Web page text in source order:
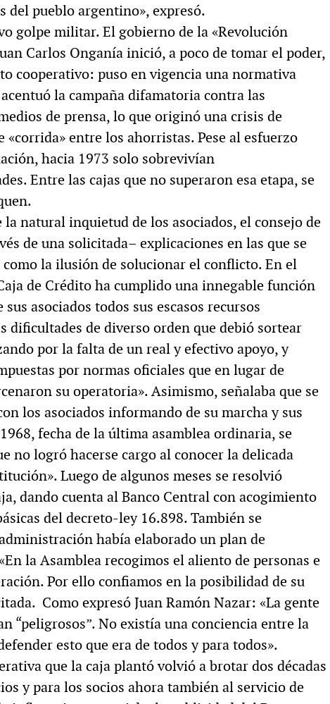
del pueblo argentino», expresó.
golpe militar. El gobierno de la «Revolución
Carlos Onganía inició, a poco de tomar el poder,
cooperativo: puso en vigencia una normativa
la campaña difamatoria contra las
de prensa, lo que originó una crisis de
entre los ahorristas. Pese al esfuerzo
hacia 1973 solo sobrevivían
Entre las cajas que no superaron esa etapa, se
la natural inquietud de los asociados, el consejo de
de una solicitada– explicaciones en las que se
la ilusión de solucionar el conflicto. En el
de Crédito ha cumplido una innegable función
asociados todos sus escasos recursos
dificultades de diverso orden que debió sortear
por la falta de un real y efectivo apoyo, y
por normas oficiales que en lugar de
su operatoria». Asimismo, señalaba que se
los asociados informando de su marcha y sus
fecha de la última asamblea ordinaria, se
no logró hacerse cargo al conocer la delicada
Luego de algunos meses se resolvió
dando cuenta al Banco Central con acogimiento
del decreto-ley 16.898. También se
había elaborado un plan de
la Asamblea recogimos el aliento de personas e
Por ello confiamos en la posibilidad de su
Como expresó Juan Ramón Nazar: «La gente
“peligrosos”. No existía una conciencia entre la
esto que era de todos y para todos».
que la caja plantó volvió a brotar dos décadas
y para los socios ahora también al servicio de